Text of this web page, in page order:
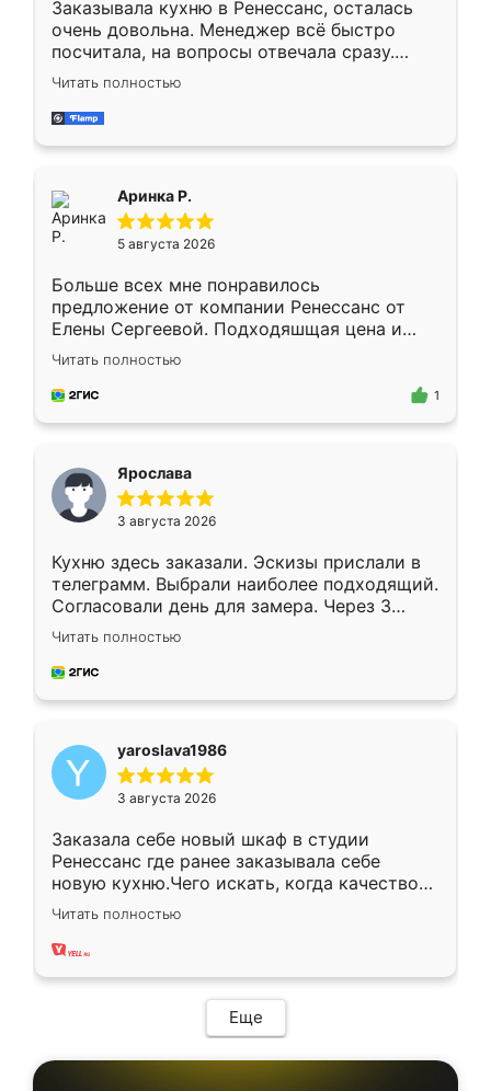
Заказывала кухню в Ренессанс, осталась
очень довольна. Менеджер всё быстро
посчитала, на вопросы отвечала сразу.
Замерщик приехал в субботу, подошёл к
делу со всей ответственностью. Собрали
за день, ребята работали аккуратно, даже
Читать полностью
Аринка Р.
5 августа 2026
Больше всех мне понравилось
предложение от компании Ренессанс от
Елены Сергеевой. Подходяшщая цена и
короткие сроки изготовления. Приехавший
для замера сотрудник Владислав
предложил по моему эскизу самый
Читать полностью
1
Ярослава
3 августа 2026
Кухню здесь заказали. Эскизы прислали в
телеграмм. Выбрали наиболее подходящий.
Согласовали день для замера. Через 3
недели кухня была уже готова. Остались
довольны работой. Спасибо Ренессанс
мебель за качественную работу!
Читать полностью
yaroslava1986
3 августа 2026
Заказала себе новый шкаф в студии
Ренессанс где ранее заказывала себе
новую кухню.Чего искать, когда качеством
вполне довольна. Служит кухня уже почти
два года, нареканий нет.
Читать полностью
Еще